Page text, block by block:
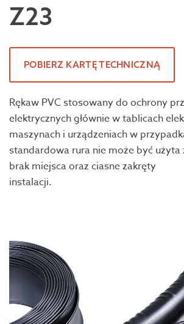
Z23
POBIERZ KARTĘ TECHNICZNĄ
Rękaw PVC stosowany do ochrony
elektrycznych głównie w tablicach
maszynach i urządzeniach w
standardowa rura nie może być użyta
brak miejsca oraz ciasne zakręty
instalacji.